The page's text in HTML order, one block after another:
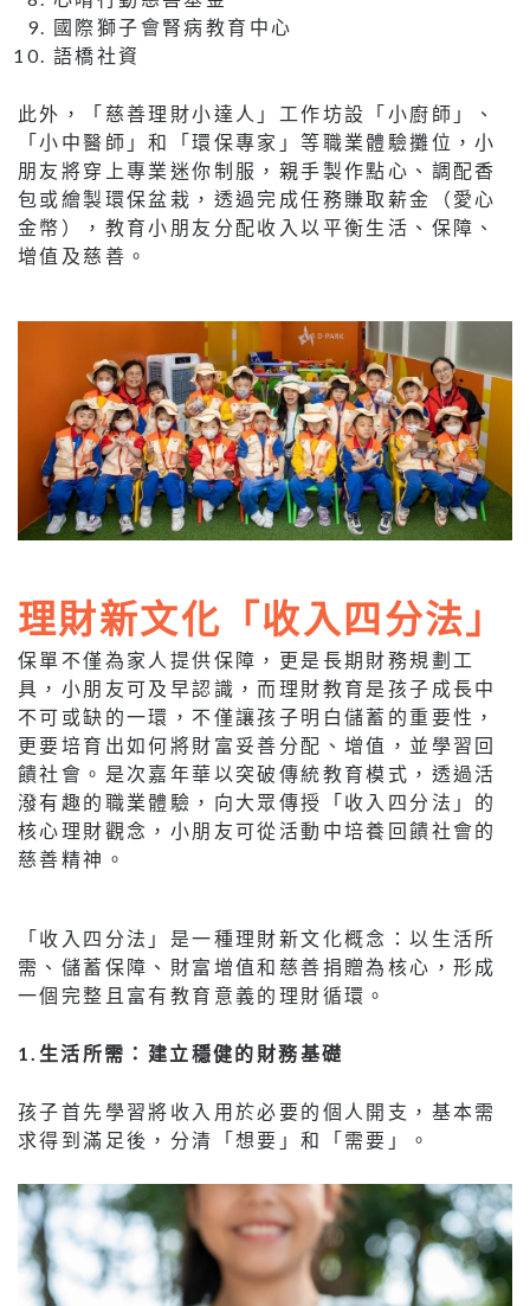
國際獅子會腎病教育中心
語橋社資
此外，「慈善理財小達人」工作坊設「小廚師」、
「小中醫師」和「環保專家」等職業體驗攤位，小
朋友將穿上專業迷你制服，親手製作點心、調配香
包或繪製環保盆栽，透過完成任務賺取薪金（愛心
金幣），教育小朋友分配收入以平衡生活、保障、
增值及慈善。
理財新文化「收入四分法」
保單不僅為家人提供保障，更是長期財務規劃工
具，小朋友可及早認識，而理財教育是孩子成長中
不可或缺的一環，不僅讓孩子明白儲蓄的重要性，
更要培育出如何將財富妥善分配、增值，並學習回
饋社會。是次嘉年華以突破傳統教育模式，透過活
潑有趣的職業體驗，向大眾傳授「收入四分法」的
核心理財觀念，小朋友可從活動中培養回饋社會的
慈善精神。
「收入四分法」是一種理財新文化概念：以生活所
需、儲蓄保障、財富增值和慈善捐贈為核心，形成
一個完整且富有教育意義的理財循環。
1. 生活所需：建立穩健的財務基礎
孩子首先學習將收入用於必要的個人開支，基本需
求得到滿足後，分清「想要」和「需要」。